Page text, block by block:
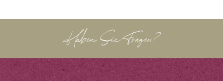
Haben Sie Fragen?